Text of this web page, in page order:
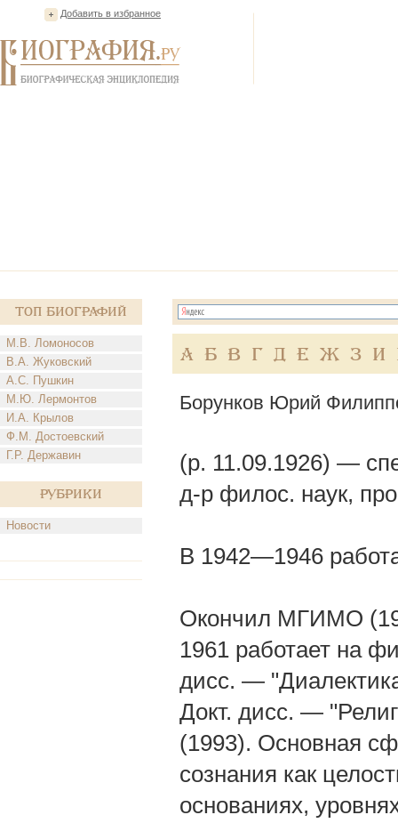
Добавить в избранное
Топ Биографий
М.В. Ломоносов
В.А. Жуковский
А.С. Пушкин
М.Ю. Лермонтов
И.А. Крылов
Ф.М. Достоевский
Г.Р. Державин
Рубрики
Новости
А Б В Г Д Е Ж З И
Борунков Юрий
(р. 11.09.1926) —
д-р филос. наук,
В 1942—1946
Окончил МГИМО
1961 работает на
дисс. —
Докт. дисс. —
(1993). Основная
сознания как
основаниях,